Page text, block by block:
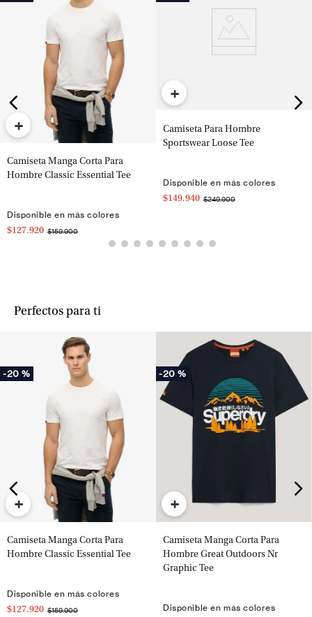
+
Camiseta Manga Corta Para
Hombre Classic Essential Tee
Disponible en más colores
$127.920 $159.900
+
Camiseta Para Hombre
Sportswear Loose Tee
Disponible en más colores
$149.940 $249.900
Perfectos para ti
-20 %
+
Camiseta Manga Corta Para
Hombre Classic Essential Tee
Disponible en más colores
$127.920 $159.900
-20 %
+
Camiseta Manga Corta Para
Hombre Great Outdoors Nr
Graphic Tee
Disponible en más colores